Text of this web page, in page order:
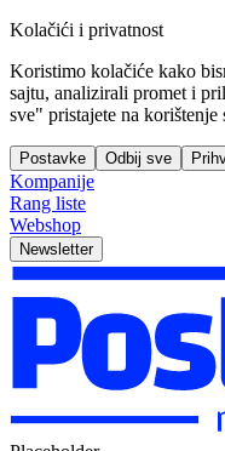
Kolačići i privatnost
Koristimo kolačiće kako
sajtu, analizirali promet i
sve" pristajete na korištenje
Postavke Odbij sve
Kompanije
Rang liste
Webshop
Newsletter